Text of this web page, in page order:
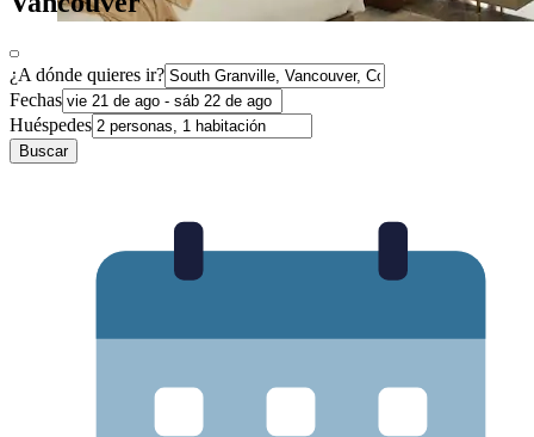
¿A dónde quieres ir?
Fechas
Huéspedes
Buscar